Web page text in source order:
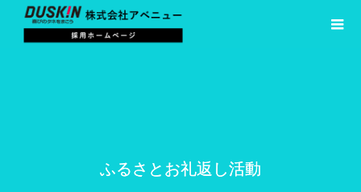
ふるさとお礼返し活動